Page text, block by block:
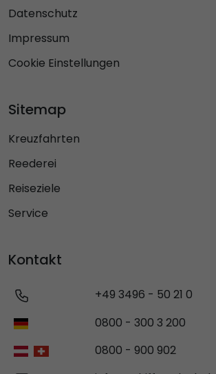
Datenschutz
Impressum
Cookie Einstellungen
Sitemap
Kreuzfahrten
Reederei
Reiseziele
Service
Kontakt
+49 3496 - 50 21 0
0800 - 300 3 200
0800 - 900 902